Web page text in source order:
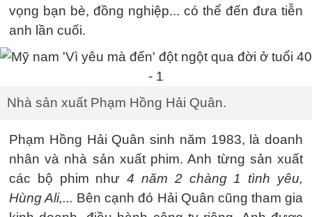
vọng bạn bè, đồng nghiệp... có thể đến đưa tiễn
anh lần cuối.
Nhà sản xuất Phạm Hồng Hải Quân.
Phạm Hồng Hải Quân sinh năm 1983, là doanh
nhân và nhà sản xuất phim. Anh từng sản xuất
các bộ phim như4 năm 2 chàng 1 tình yêu,
Hùng Ali,... Bên cạnh đó Hải Quân cũng tham gia